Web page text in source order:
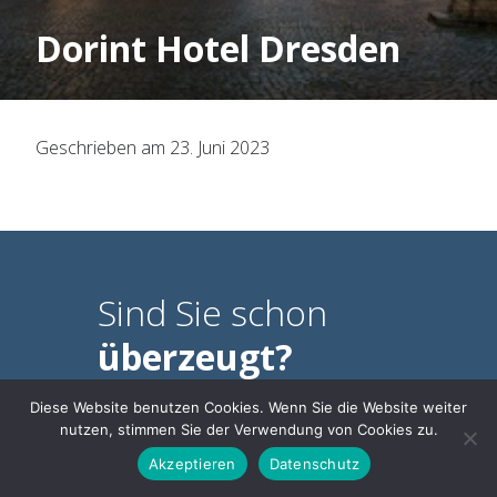
Organisation
Historie
Mitbestimmung
Für Arbeitnehmer
ARAG Rechtsschutz
Rechtsberatung
Dorint Hotel Dresden
Geschrieben am 23. Juni 2023
Sind Sie schon
überzeugt?
Online Mitgliedsantrag
Diese Website benutzen Cookies. Wenn Sie die Website weiter
nutzen, stimmen Sie der Verwendung von Cookies zu.
Akzeptieren
Datenschutz